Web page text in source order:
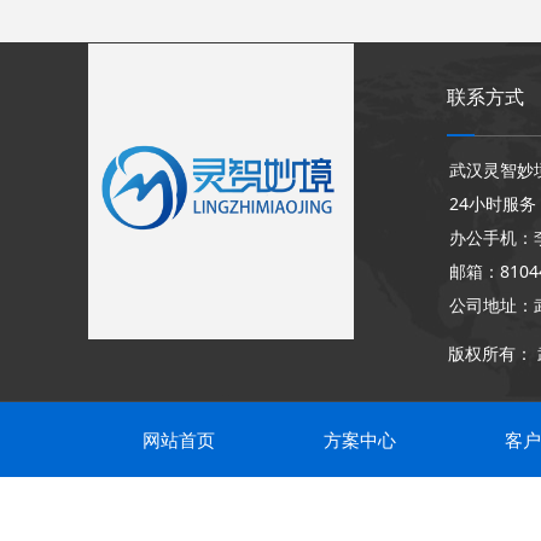
联系方式
武汉灵智妙
24小时服
办公手机
邮箱：
公司地址：
版权所有：
网站首页 方案中心 客